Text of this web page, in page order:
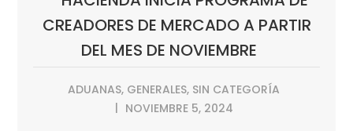
CREADORES DE MERCADO A PARTIR
DEL MES DE NOVIEMBRE
ADUANAS, GENERALES, SIN CATEGORÍA
NOVIEMBRE 5, 2024